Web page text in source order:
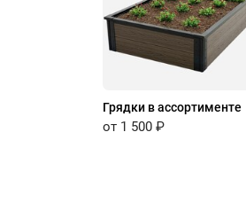
Грядки в ассортименте
от 1 500 ₽